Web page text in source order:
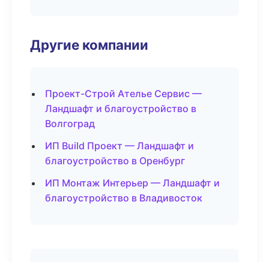
Другие компании
Проект-Строй Ателье Сервис —
Ландшафт и благоустройство в
Волгоград
ИП Build Проект — Ландшафт и
благоустройство в Оренбург
ИП Монтаж Интерьер — Ландшафт и
благоустройство в Владивосток